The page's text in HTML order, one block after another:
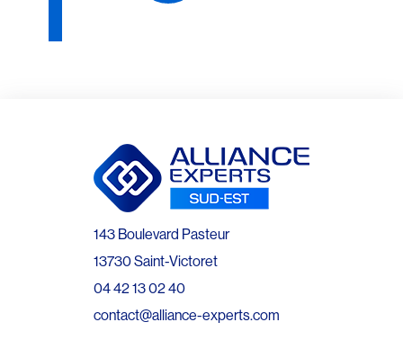
143 Boulevard Pasteur
13730 Saint-Victoret
04 42 13 02 40
contact@alliance-experts.com